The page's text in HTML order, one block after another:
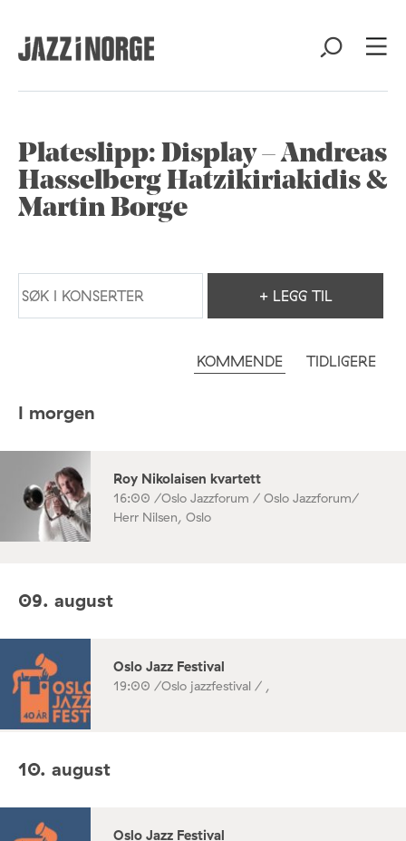
Plateslipp: Display – Andreas
Hasselberg Hatzikiriakidis &
Martin Borge
+ LEGG TIL
KOMMENDE TIDLIGERE
I morgen
Roy Nikolaisen kvartett
16:00 /Oslo Jazzforum / Oslo Jazzforum/
Herr Nilsen, Oslo
09. august
Oslo Jazz Festival
19:00 /Oslo jazzfestival / ,
10. august
Oslo Jazz Festival